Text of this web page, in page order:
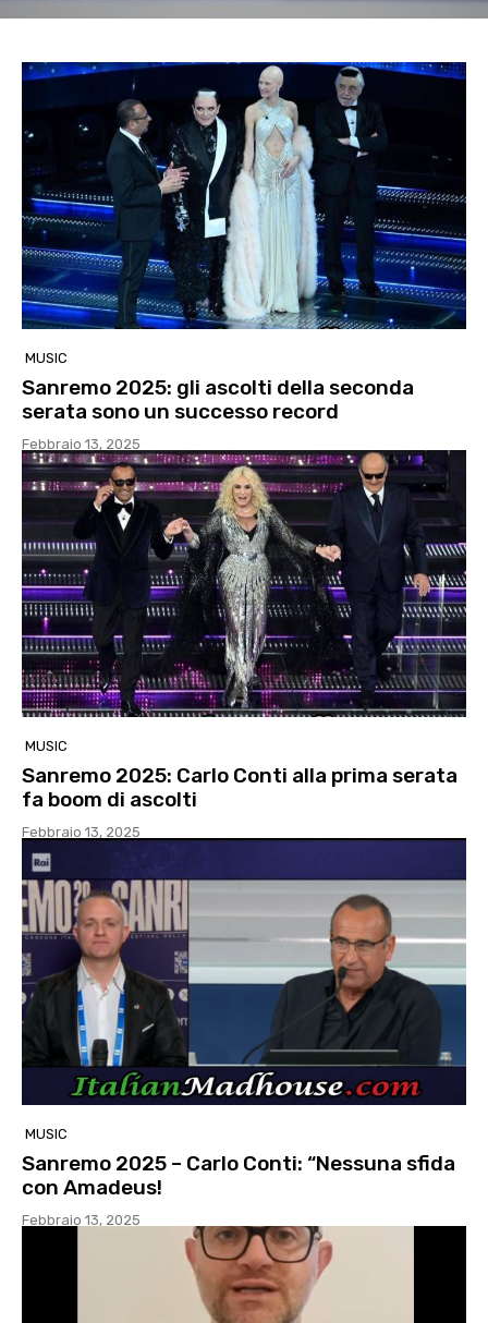
MUSIC
Sanremo 2025: gli ascolti della seconda
serata sono un successo record
Febbraio 13, 2025
MUSIC
Sanremo 2025: Carlo Conti alla prima serata
fa boom di ascolti
Febbraio 13, 2025
MUSIC
Sanremo 2025 – Carlo Conti: “Nessuna sfida
con Amadeus!
Febbraio 13, 2025